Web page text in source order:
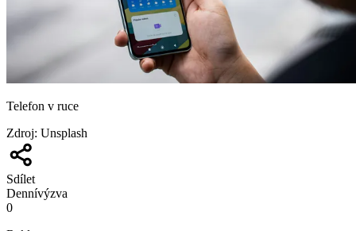
Telefon v ruce
Zdroj: Unsplash
Sdílet
Dennívýzva
0